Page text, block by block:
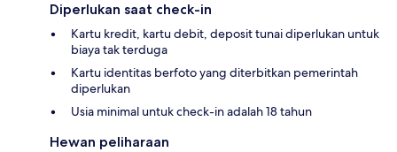
Diperlukan saat check-in
Kartu kredit, kartu debit, deposit tunai diperlukan untuk
biaya tak terduga
Kartu identitas berfoto yang diterbitkan pemerintah
diperlukan
Usia minimal untuk check-in adalah 18 tahun
Hewan peliharaan